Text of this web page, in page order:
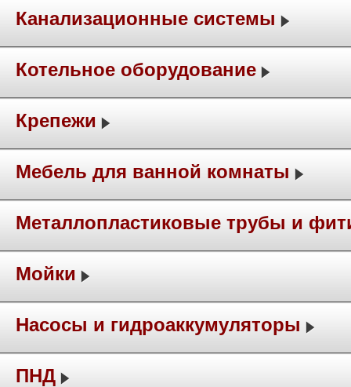
Канализационные системы
Котельное оборудование
Крепежи
Мебель для ванной комнаты
Металлопластиковые трубы и
Мойки
Насосы и гидроаккумуляторы
ПНД